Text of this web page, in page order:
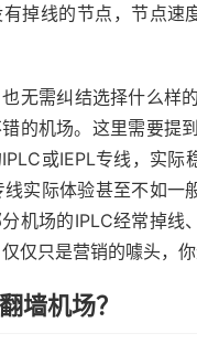
掉线的节点，节点
无需纠结选择什么样
的机场。这里需要提
或IEPL专线，实
实际体验甚至不如
机场的IPLC经常掉
仅只是营销的噱头，
墙机场？